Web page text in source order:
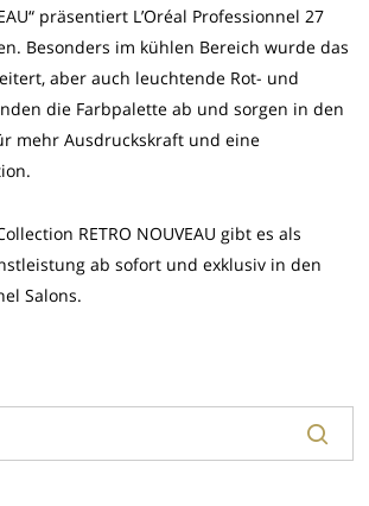
präsentiert L’Oréal Professionnel 27
Besonders im kühlen Bereich wurde das
aber auch leuchtende Rot- und
die Farbpalette ab und sorgen in den
mehr Ausdruckskraft und eine
RETRO NOUVEAU gibt es als
ab sofort und exklusiv in den
Salons.